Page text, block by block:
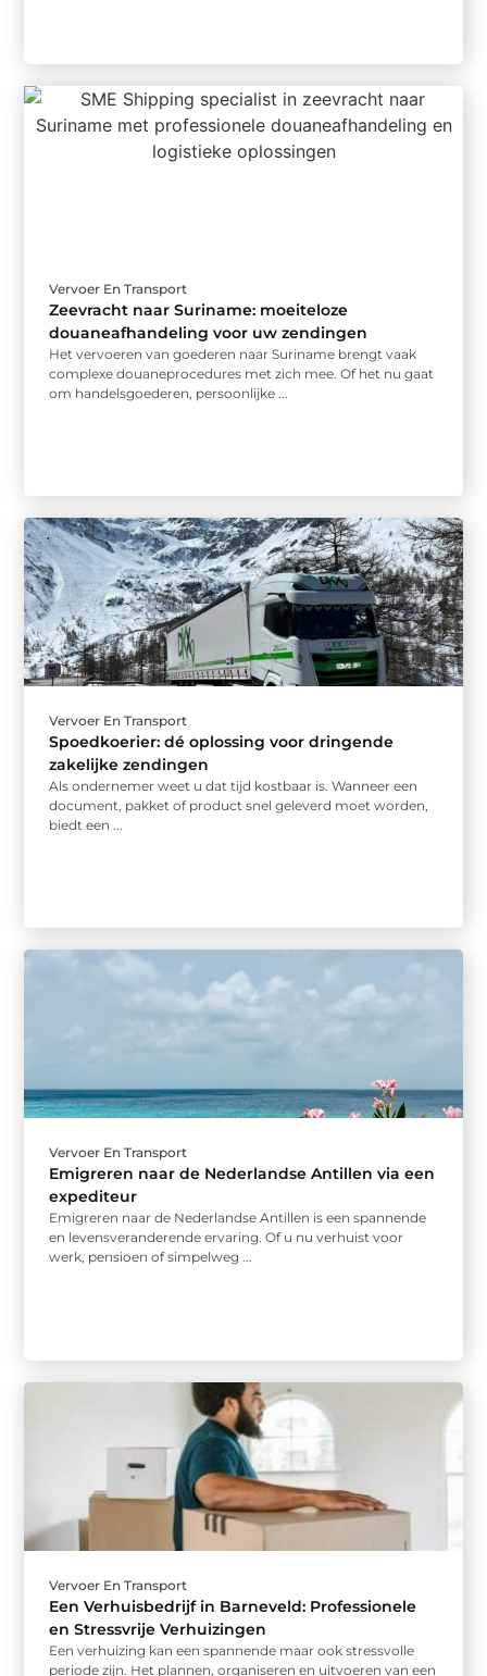
Vervoer En Transport
Zeevracht naar Suriname: moeiteloze
douaneafhandeling voor uw zendingen
Het vervoeren van goederen naar Suriname brengt vaak
complexe douaneprocedures met zich mee. Of het nu gaat
om handelsgoederen, persoonlijke ...
Vervoer En Transport
Spoedkoerier: dé oplossing voor dringende
zakelijke zendingen
Als ondernemer weet u dat tijd kostbaar is. Wanneer een
document, pakket of product snel geleverd moet worden,
biedt een ...
Vervoer En Transport
Emigreren naar de Nederlandse Antillen via een
expediteur
Emigreren naar de Nederlandse Antillen is een spannende
en levensveranderende ervaring. Of u nu verhuist voor
werk, pensioen of simpelweg ...
Vervoer En Transport
Een Verhuisbedrijf in Barneveld: Professionele
en Stressvrije Verhuizingen
Een verhuizing kan een spannende maar ook stressvolle
periode zijn. Het plannen, organiseren en uitvoeren van een